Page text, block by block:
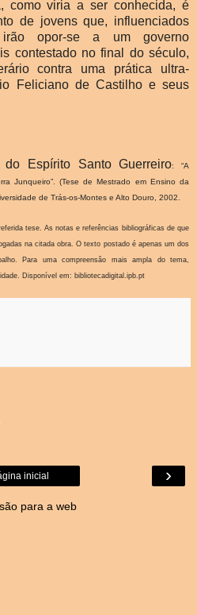
como viria a ser conhecida, é
de jovens que, influenciados
opor-se a um governo
contestado no final do século,
contra uma prática ultra-
Feliciano de Castilho e seus
Espírito Santo Guerreiro: “A
Junqueiro”. (Tese de Mestrado em Ensino da
de Trás-os-Montes e Alto Douro, 2002.
tese. As notas e referências bibliográficas de que
na citada obra. O texto postado é apenas um dos
Para uma compreensão mais ampla do tema,
Disponível em: bibliotecadigital.ipb.pt
›
inicial
para a web